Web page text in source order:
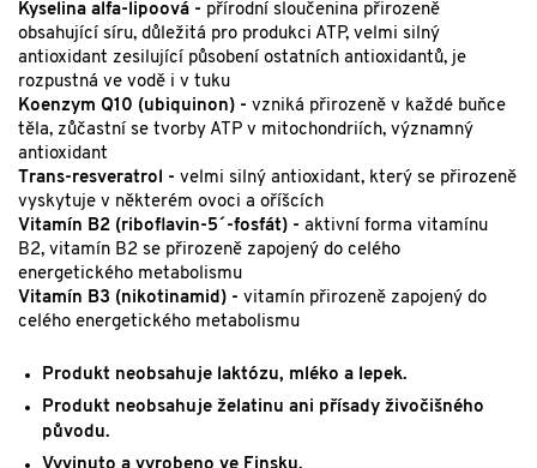
Kyselina alfa-lipoová - přírodní sloučenina přirozeně
obsahující síru, důležitá pro produkci ATP, velmi silný
antioxidant zesilující působení ostatních antioxidantů, je
rozpustná ve vodě i v tuku
Koenzym Q10 (ubiquinon) - vzniká přirozeně v každé buňce
těla, zůčastní se tvorby ATP v mitochondriích, významný
antioxidant
Trans-resveratrol - velmi silný antioxidant, který se přirozeně
vyskytuje v některém ovoci a oříšcích
Vitamín B2 (riboflavin-5´-fosfát) - aktivní forma vitamínu
B2, vitamín B2 se přirozeně zapojený do celého
energetického metabolismu
Vitamín B3 (nikotinamid) - vitamín přirozeně zapojený do
celého energetického metabolismu
Produkt neobsahuje laktózu, mléko a lepek.
Produkt neobsahuje želatinu ani přísady živočišného
původu.